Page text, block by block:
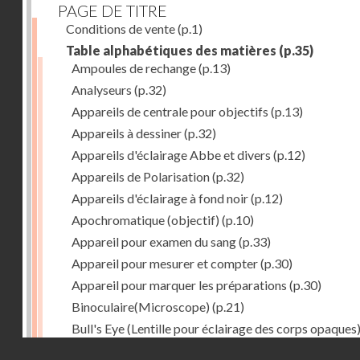
PAGE DE TITRE
Conditions de vente(p.1)
Table alphabétiques des matières (p.35)
Ampoules de rechange(p.13)
Analyseurs (p.32)
Appareils de centrale pour objectifs (p.13)
Appareils à dessiner(p.32)
Appareils d'éclairage Abbe et divers (p.12)
Appareils de Polarisation(p.32)
Appareils d'éclairage à fond noir(p.12)
Apochromatique (objectif) (p.10)
Appareil pour examen du sang(p.33)
Appareil pour mesurer et compter(p.30)
Appareil pour marquer les préparations (p.30)
Binoculaire(Microscope) (p.21)
Bull's Eye (Lentille pour éclairage des corps opaques)
(p.27)